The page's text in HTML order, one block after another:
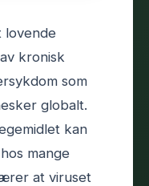
lovende
kronisk
som
globalt.
kan
mange
at viruset